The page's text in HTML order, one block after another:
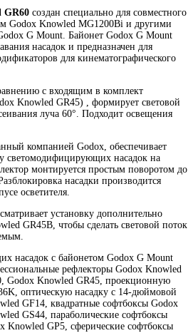
GR60 создан специально для совместного
Godox Knowled MG1200Bi и другими
G Mount. Байонет Godox G Mount
насадок и предназначен для
для кинематографического
с входящим в комплект
Knowled GR45) , формирует световой
луча 60°. Подходит освещения
компанией Godox, обеспечивает
светомодифицирующих насадок на
монтируется простым поворотом до
насадки производится
осветителя.
установку дополнительно
GR45B, чтобы сделать световой поток
насадок с байонетом Godox G Mount
рефлекторы Godox Knowled
Godox Knowled GR45, проекционную
оптическую насадку с 14-дюймовой
GF14, квадратные софтбоксы Godox
GS44, параболические софтбоксы
Knowled GP5, сферические софтбоксы